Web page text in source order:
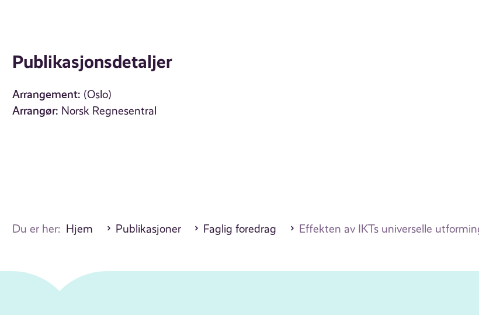
Publikasjonsdetaljer
Arrangement: (Oslo)
Arrangør: Norsk Regnesentral
Du er her: Hjem Publikasjoner Faglig foredrag Effekten av IKTs universelle